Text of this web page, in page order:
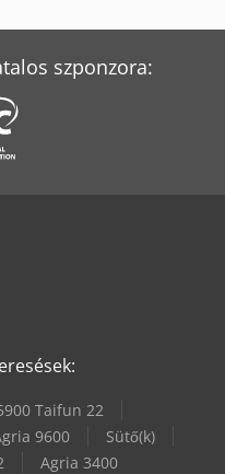
szponzora:
Taifun 22
9600
Sütő(k)
Agria 3400